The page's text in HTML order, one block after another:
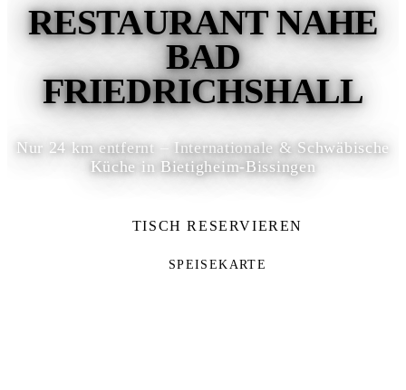
RESTAURANT NAHE
BAD
FRIEDRICHSHALL
Nur 24 km entfernt – Internationale & Schwäbische
Küche in Bietigheim-Bissingen
TISCH RESERVIEREN
SPEISEKARTE